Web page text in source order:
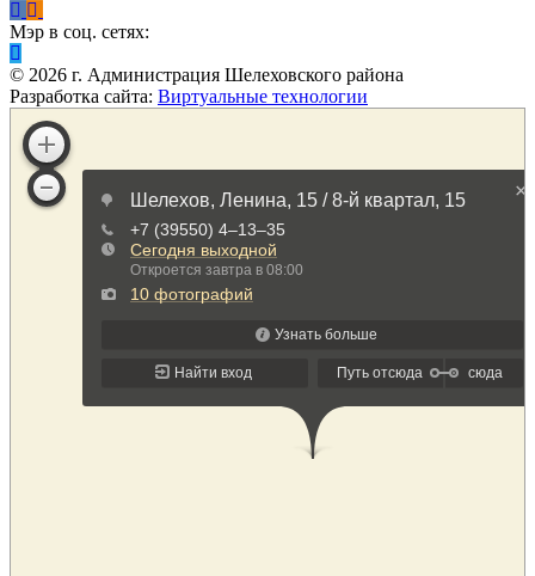
Мэр в соц. сетях:
© 2026 г. Администрация Шелеховского района
Разработка сайта: Виртуальные технологии